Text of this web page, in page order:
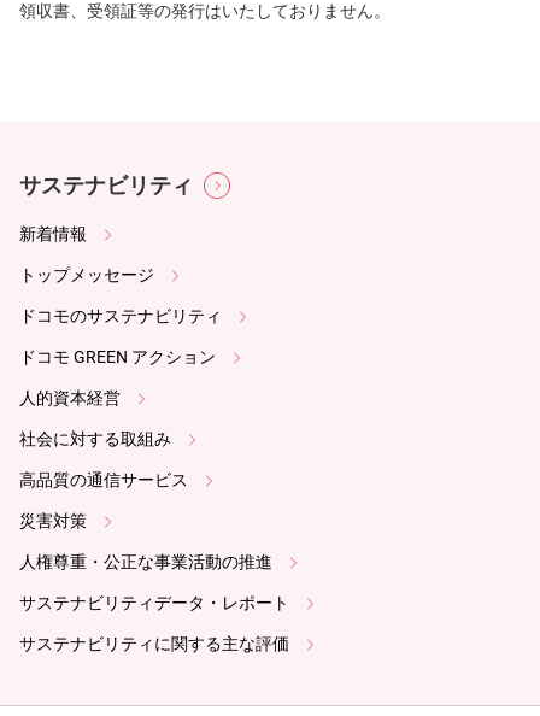
領収書、受領証等の発行はいたしておりません。
サステナビリティ
新着情報
トップメッセージ
ドコモのサステナビリティ
ドコモ GREEN アクション
人的資本経営
社会に対する取組み
高品質の通信サービス
災害対策
人権尊重・公正な事業活動の推進
サステナビリティデータ・レポート
サステナビリティに関する主な評価